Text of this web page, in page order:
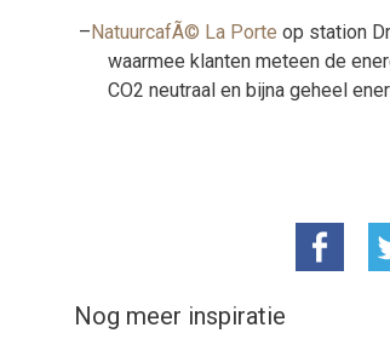
– NatuurcafÃ© La Porte op station
waarmee klanten meteen de
CO2 neutraal en bijna geheel
Nog meer inspiratie